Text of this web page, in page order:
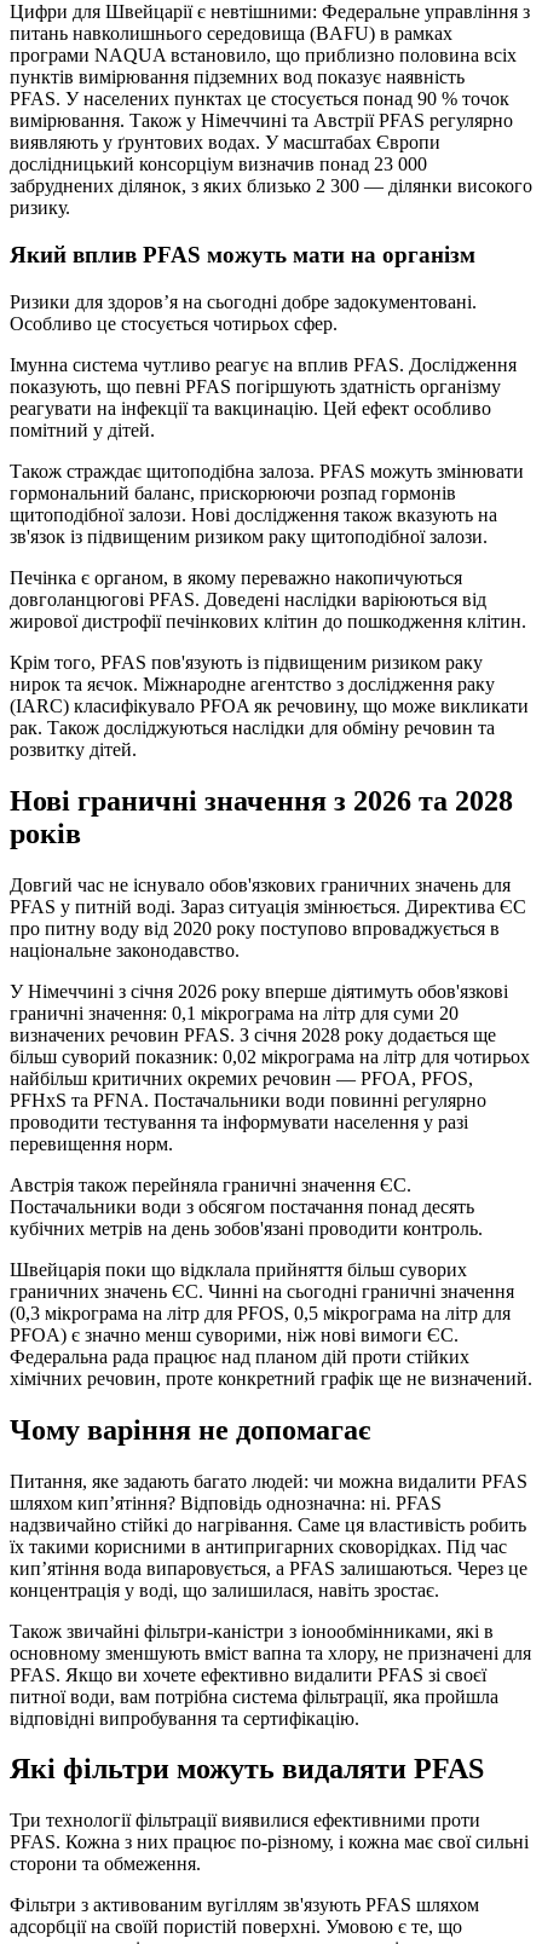
Цифри для Швейцарії є невтішними: Федеральне управління з
питань навколишнього середовища (BAFU) в рамках
програми NAQUA встановило, що приблизно половина всіх
пунктів вимірювання підземних вод показує наявність
PFAS. У населених пунктах це стосується понад 90 % точок
вимірювання. Також у Німеччині та Австрії PFAS регулярно
виявляють у ґрунтових водах. У масштабах Європи
дослідницький консорціум визначив понад 23 000
забруднених ділянок, з яких близько 2 300 — ділянки високого
ризику.
Який вплив PFAS можуть мати на організм
Ризики для здоров’я на сьогодні добре задокументовані.
Особливо це стосується чотирьох сфер.
Імунна система чутливо реагує на вплив PFAS. Дослідження
показують, що певні PFAS погіршують здатність організму
реагувати на інфекції та вакцинацію. Цей ефект особливо
помітний у дітей.
Також страждає щитоподібна залоза. PFAS можуть змінювати
гормональний баланс, прискорюючи розпад гормонів
щитоподібної залози. Нові дослідження також вказують на
зв'язок із підвищеним ризиком раку щитоподібної залози.
Печінка є органом, в якому переважно накопичуються
довголанцюгові PFAS. Доведені наслідки варіюються від
жирової дистрофії печінкових клітин до пошкодження клітин.
Крім того, PFAS пов'язують із підвищеним ризиком раку
нирок та яєчок. Міжнародне агентство з дослідження раку
(IARC) класифікувало PFOA як речовину, що може викликати
рак. Також досліджуються наслідки для обміну речовин та
розвитку дітей.
Нові граничні значення з 2026 та 2028
років
Довгий час не існувало обов'язкових граничних значень для
PFAS у питній воді. Зараз ситуація змінюється. Директива ЄС
про питну воду від 2020 року поступово впроваджується в
національне законодавство.
У Німеччині з січня 2026 року вперше діятимуть обов'язкові
граничні значення: 0,1 мікрограма на літр для суми 20
визначених речовин PFAS. З січня 2028 року додається ще
більш суворий показник: 0,02 мікрограма на літр для чотирьох
найбільш критичних окремих речовин — PFOA, PFOS,
PFHxS та PFNA. Постачальники води повинні регулярно
проводити тестування та інформувати населення у разі
перевищення норм.
Австрія також перейняла граничні значення ЄС.
Постачальники води з обсягом постачання понад десять
кубічних метрів на день зобов'язані проводити контроль.
Швейцарія поки що відклала прийняття більш суворих
граничних значень ЄС. Чинні на сьогодні граничні значення
(0,3 мікрограма на літр для PFOS, 0,5 мікрограма на літр для
PFOA) є значно менш суворими, ніж нові вимоги ЄС.
Федеральна рада працює над планом дій проти стійких
хімічних речовин, проте конкретний графік ще не визначений.
Чому варіння не допомагає
Питання, яке задають багато людей: чи можна видалити PFAS
шляхом кип’ятіння? Відповідь однозначна: ні. PFAS
надзвичайно стійкі до нагрівання. Саме ця властивість робить
їх такими корисними в антипригарних сковорідках. Під час
кип’ятіння вода випаровується, а PFAS залишаються. Через це
концентрація у воді, що залишилася, навіть зростає.
Також звичайні фільтри-каністри з іонообмінниками, які в
основному зменшують вміст вапна та хлору, не призначені для
PFAS. Якщо ви хочете ефективно видалити PFAS зі своєї
питної води, вам потрібна система фільтрації, яка пройшла
відповідні випробування та сертифікацію.
Які фільтри можуть видаляти PFAS
Три технології фільтрації виявилися ефективними проти
PFAS. Кожна з них працює по-різному, і кожна має свої сильні
сторони та обмеження.
Фільтри з активованим вугіллям зв'язують PFAS шляхом
адсорбції на своїй пористій поверхні. Умовою є те, що